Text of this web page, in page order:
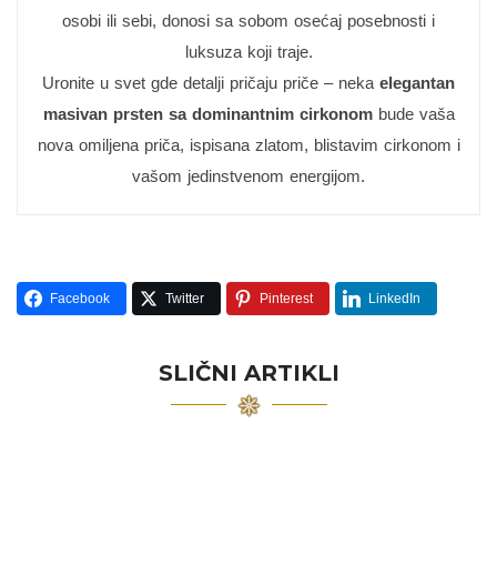
osobi ili sebi, donosi sa sobom osećaj posebnosti i
luksuza koji traje.
Uronite u svet gde detalji pričaju priče – neka elegantan
masivan prsten sa dominantnim cirkonombude vaša
nova omiljena priča, ispisana zlatom, blistavim cirkonom i
vašom jedinstvenom energijom.
Facebook Twitter Pinterest LinkedIn
SLIČNI ARTIKLI